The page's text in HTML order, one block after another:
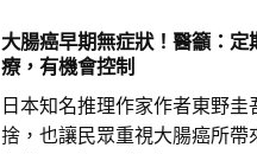
大腸癌早期無症狀！醫籲：
療，有機會控制
日本知名推理作家作者東野
捨，也讓民眾重視大腸癌所帶